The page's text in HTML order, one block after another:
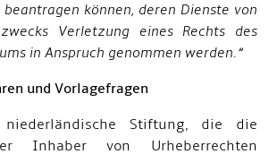
können, deren Dienste von
Verletzung eines Rechts des
in Anspruch genommen werden.“
und Vorlagefragen
Stiftung, die die
Inhaber von Urheberrechten